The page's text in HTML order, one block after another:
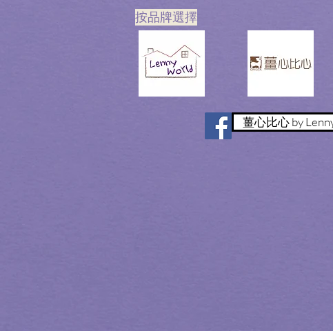
​按品牌選擇
薑心比心 by